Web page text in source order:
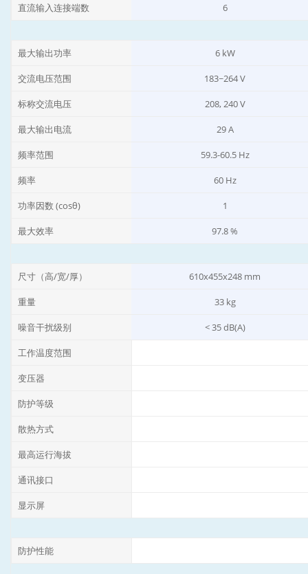
直流输入连接端数 6
最大输出功率 6 kW
交流电压范围 183~264 V
标称交流电压 208, 240 V
最大输出电流 29 A
频率范围 59.3-60.5 Hz
频率 60 Hz
功率因数 (cosθ) 1
最大效率 97.8 %
尺寸（高/宽/厚） 610x455x248 mm
重量 33 kg
噪音干扰级别 < 35 dB(A)
工作温度范围
变压器
防护等级
散热方式
最高运行海拔
通讯接口
显示屏
防护性能